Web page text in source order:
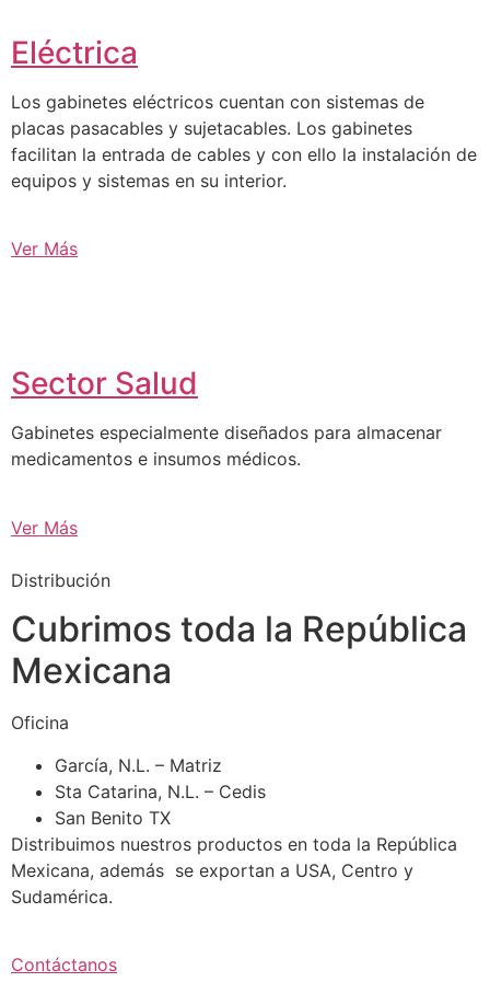
Eléctrica
Los gabinetes eléctricos cuentan con sistemas de
placas pasacables y sujetacables. Los gabinetes
facilitan la entrada de cables y con ello la instalación de
equipos y sistemas en su interior.
Ver Más
Sector Salud
Gabinetes especialmente diseñados para almacenar
medicamentos e insumos médicos.
Ver Más
Distribución
Cubrimos toda la República
Mexicana
Oficina
García, N.L. – Matriz
Sta Catarina, N.L. – Cedis
San Benito TX
Distribuimos nuestros productos en toda la República
Mexicana, además se exportan a USA, Centro y
Sudamérica.
Contáctanos